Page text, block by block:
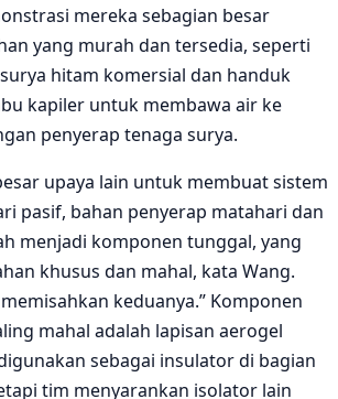
mereka sebagian besar
yang murah dan tersedia, seperti
hitam komersial dan handuk
kapiler untuk membawa air ke
penyerap tenaga surya.
upaya lain untuk membuat sistem
pasif, bahan penyerap matahari dan
menjadi komponen tunggal, yang
khusus dan mahal, kata Wang.
keduanya.” Komponen
mahal adalah lapisan aerogel
sebagai insulator di bagian
tim menyarankan isolator lain